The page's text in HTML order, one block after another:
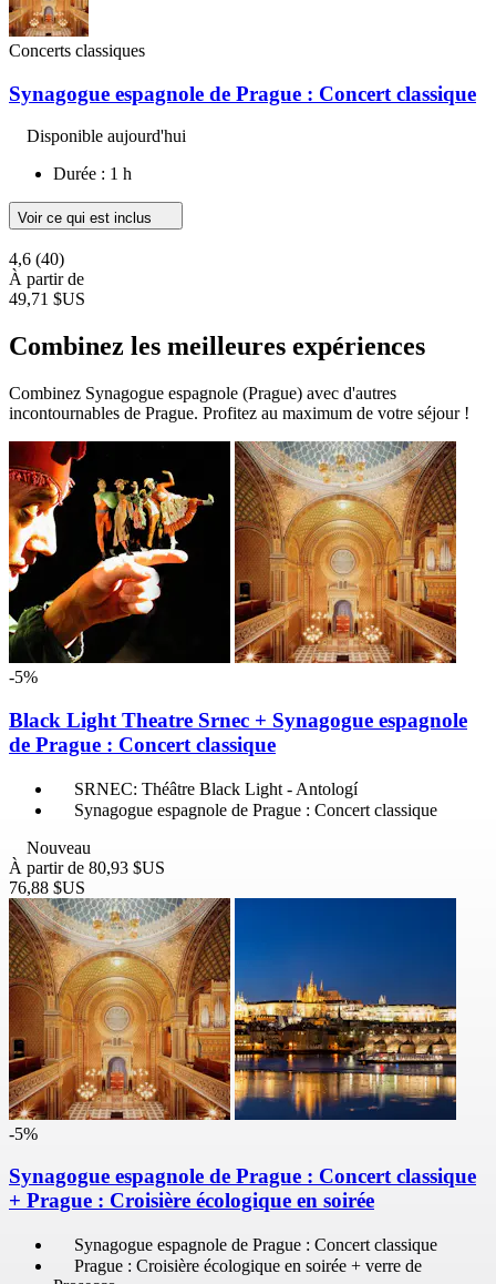
Concerts classiques
Synagogue espagnole de Prague : Concert classique
Disponible aujourd'hui
Durée : 1 h
Voir ce qui est inclus
4,6 (40)
À partir de
49,71 $US
Combinez les meilleures expériences
Combinez Synagogue espagnole (Prague) avec d'autres
incontournables de Prague. Profitez au maximum de votre séjour !
-5%
Black Light Theatre Srnec + Synagogue espagnole
de Prague : Concert classique
SRNEC: Théâtre Black Light - Antologí
Synagogue espagnole de Prague : Concert classique
Nouveau
À partir de 80,93 $US
76,88 $US
-5%
Synagogue espagnole de Prague : Concert classique
+ Prague : Croisière écologique en soirée
Synagogue espagnole de Prague : Concert classique
Prague : Croisière écologique en soirée + verre de